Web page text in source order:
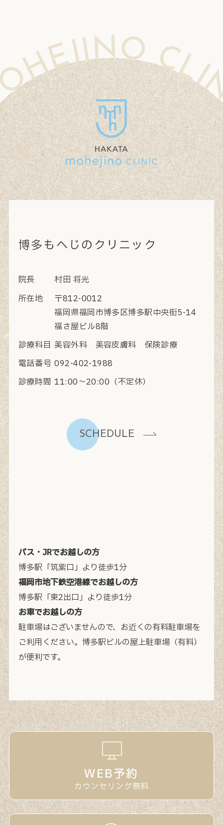
CLINIC MOHEJINO CLINIC MOHEJINO CLINIC MOHEJINO CLINIC MOHEJINO CLINIC MOHEJINO CLINIC MOHEJINO CLINIC MOHEJINO CLINIC MOHEJINO CLINIC MOHEJINO CLINIC MOHEJINO CLINIC MOHEJINO CLINIC MOHEJINO CLINIC
博多もへじのクリニック
院長
村田 将光
所在地
〒812-0012
福岡県福岡市博多区博多駅中央街5-14
福さ屋ビル8階
診療科目 美容外科 美容皮膚科 保険診療
電話番号 092-402-1988
診療時間 11:00〜20:00（不定休）
SCHEDULE
バス・JRでお越しの方
博多駅「筑紫口」より徒歩1分
福岡市地下鉄空港線でお越しの方
博多駅「東2出口」より徒歩1分
お車でお越しの方
駐車場はございませんので、お近くの有料駐車場を
ご利用ください。 博多駅ビルの屋上駐車場（有料）
が便利です。
WEB予約
カウンセリング無料